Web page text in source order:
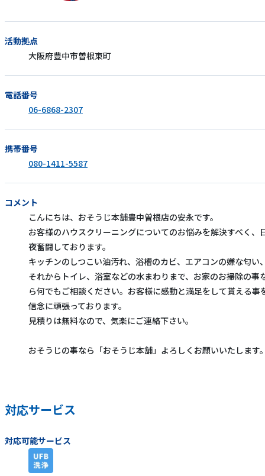
活動拠点
大阪府豊中市曽根東町
電話番号
06-6868-2307
携帯番号
080-1411-5587
コメント
こんにちは、おそうじ本舗豊中曽根店の安永です。
お客様のハウスクリーニングについてのお悩みを解決すべく、
夜奮闘しております。
キッチンのしつこい油汚れ、浴槽のカビ、エアコンの嫌な匂い
それからトイレ、浴室などの水まわりまで、お家のお掃除の事
ら何でもご相談ください。お客様に感動と満足をして貰える事
信念に頑張っております。
見積りは無料なので、気楽にご連絡下さい。
おそうじの事なら「おそうじ本舗」よろしくお願いいたします
対応サービス
対応可能サービス